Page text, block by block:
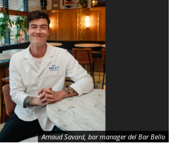
Arnaud Savard, bar manager del Bar Bello